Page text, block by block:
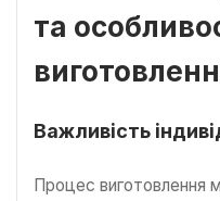
та
Важливість
Процес виготовлення